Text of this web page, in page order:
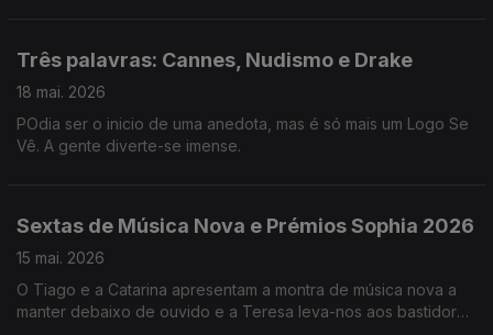
Três palavras: Cannes, Nudismo e Drake
18 mai. 2026
POdia ser o inicio de uma anedota, mas é só mais um Logo Se
Vê. A gente diverte-se imense.
Sextas de Música Nova e Prémios Sophia 2026
15 mai. 2026
O Tiago e a Catarina apresentam a montra de música nova a
manter debaixo de ouvido e a Teresa leva-nos aos bastidores